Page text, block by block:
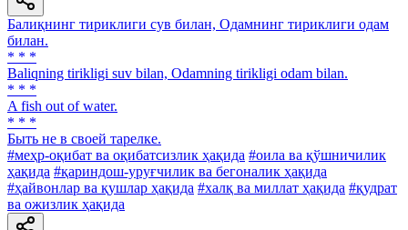
Балиқнинг тириклиги сув билан, Одамнинг тириклиги одам
билан.
* * *
Baliqning tirikligi suv bilan, Odamning tirikligi odam bilan.
* * *
A fish out of water.
* * *
Быть не в своей тарелке.
#меҳр-оқибат ва оқибатсизлик ҳақида #оила ва қўшничилик
ҳақида #қариндош-уруғчилик ва бегоналик ҳақида
#ҳайвонлар ва қушлар ҳақида #халқ ва миллат ҳақида #қудрат
ва ожизлик ҳақида